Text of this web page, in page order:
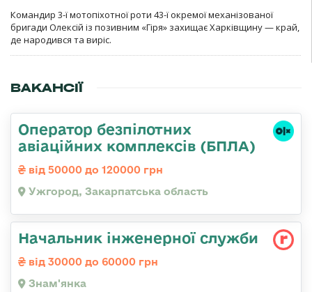
Командир 3-ї мотопіхотної роти 43-ї окремої механізованої
бригади Олексій із позивним «Гіря» захищає Харківщину — край,
де народився та виріс.
ВАКАНСІЇ
Оператор безпілотних
авіаційних комплексів (БПЛА)
від 50000 до 120000 грн
Ужгород, Закарпатська область
Начальник інженерної служби
від 30000 до 60000 грн
Знам'янка